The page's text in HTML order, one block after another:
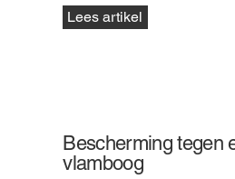
Lees artikel
Bescherming tegen
vlamboog